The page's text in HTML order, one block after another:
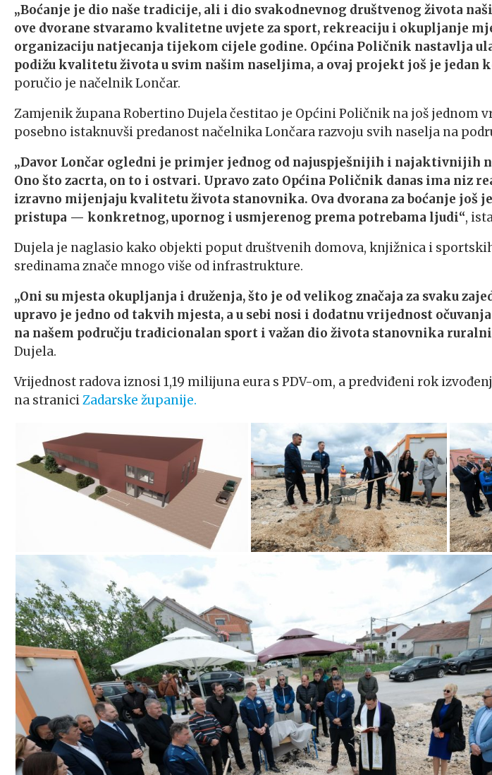
„Boćanje je dio naše tradicije, ali i dio svakodnevnog društvenog života
ove dvorane stvaramo kvalitetne uvjete za sport, rekreaciju i okupljanje
organizaciju natjecanja tijekom cijele godine. Općina Poličnik nastavlja
podižu kvalitetu života u svim našim naseljima, a ovaj projekt još je jedan
poručio je načelnik Lončar.
Zamjenik župana Robertino Dujela čestitao je Općini Poličnik na još jednom
posebno istaknuvši predanost načelnika Lončara razvoju svih naselja na
„Davor Lončar ogledni je primjer jednog od najuspješnijih i najaktivnijih
Ono što zacrta, on to i ostvari. Upravo zato Općina Poličnik danas ima niz
izravno mijenjaju kvalitetu života stanovnika. Ova dvorana za boćanje još
pristupa — konkretnog, upornog i usmjerenog prema potrebama ljudi“,
Dujela je naglasio kako objekti poput društvenih domova, knjižnica i
sredinama znače mnogo više od infrastrukture.
„Oni su mjesta okupljanja i druženja, što je od velikog značaja za svaku
upravo je jedno od takvih mjesta, a u sebi nosi i dodatnu vrijednost
na našem području tradicionalan sport i važan dio života stanovnika
Dujela.
Vrijednost radova iznosi 1,19 milijuna eura s PDV-om, a predviđeni rok
na straniciZadarske županije.